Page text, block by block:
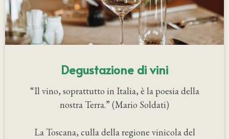
Degustazione di vini
“Il vino, soprattutto in Italia, è la poesia della
nostra Terra.” (Mario Soldati)
La Toscana, culla della regione vinicola del